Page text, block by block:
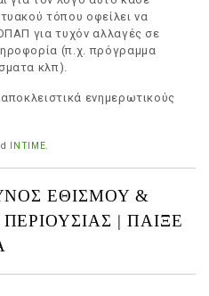
τόπου οφείλει να
για τυχόν αλλαγές σε
(π.χ. πρόγραμμα
κλπ).
ενημερωτικούς
INTIME.
ΕΘΙΣΜΟΥ &
| ΠΑΙΞΕ